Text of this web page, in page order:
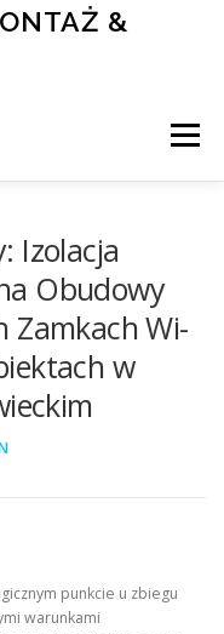
&
Menu
Izolacja
Obudowy
Zamkach Wi-
w
punkcie u zbiegu
warunkami